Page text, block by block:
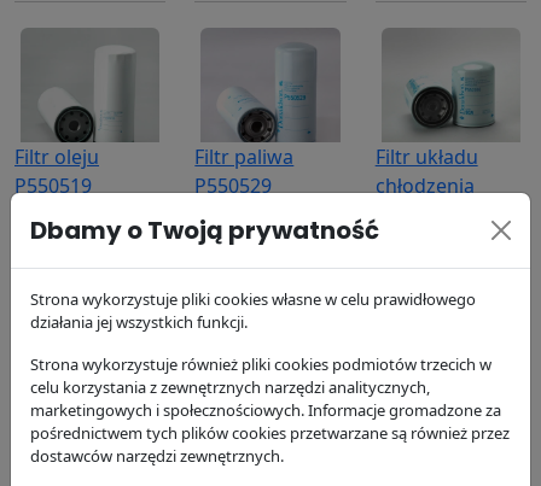
Filtr oleju
P550519
68.3 zł
Filtr paliwa
P550529
Donaldson
97.47 zł
Filtr układu
chłodzenia
P552096
Donaldson
61.2 zł
Filtr
Dbamy o Twoją prywatność
Strona wykorzystuje pliki cookies własne w celu prawidłowego
działania jej wszystkich funkcji.
Strona wykorzystuje również pliki cookies podmiotów trzecich w
celu korzystania z zewnętrznych narzędzi analitycznych,
marketingowych i społecznościowych. Informacje gromadzone za
pośrednictwem tych plików cookies przetwarzane są również przez
dostawców narzędzi zewnętrznych.